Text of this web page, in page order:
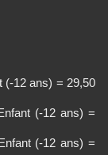
(-12 ans) = 29,50
(-12 ans) =
(-12 ans) =